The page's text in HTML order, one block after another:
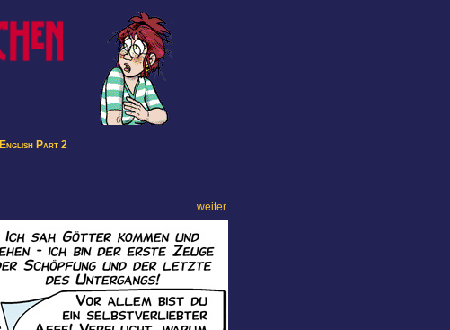
English Part 2
weiter